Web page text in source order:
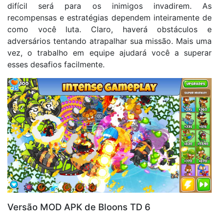
difícil será para os inimigos invadirem. As
recompensas e estratégias dependem inteiramente de
como você luta. Claro, haverá obstáculos e
adversários tentando atrapalhar sua missão. Mais uma
vez, o trabalho em equipe ajudará você a superar
esses desafios facilmente.
Versão MOD APK de Bloons TD 6